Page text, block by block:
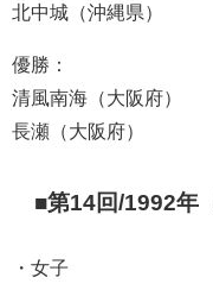
北中城（沖縄県）
優勝：
清風南海（大阪府）
長瀬（大阪府）
■第14回/1992年
・女子